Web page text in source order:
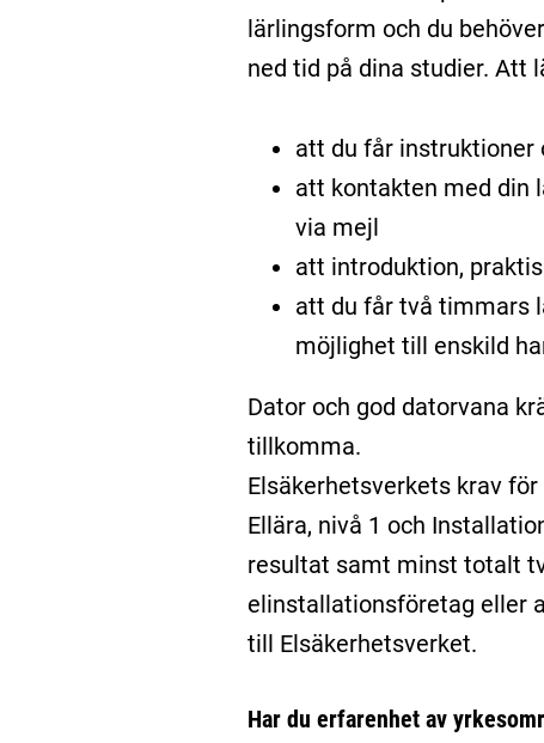
lärlingsform och du
ned tid på dina studier. Att
att du får instruktioner
att kontakten med din
via mejl
att introduktion,
att du får två timmars
möjlighet till enskild
Dator och god datorvana
tillkomma.
Elsäkerhetsverkets krav
Ellära, nivå 1 och
resultat samt minst totalt
elinstallationsföretag eller
till Elsäkerhetsverket.
Har du erfarenhet av